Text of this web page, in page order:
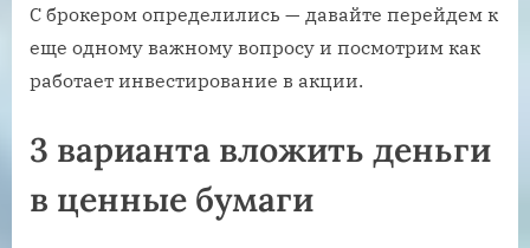
С брокером определились — давайте перейдем к
еще одному важному вопросу и посмотрим как
работает инвестирование в акции.
3 варианта вложить деньги
в ценные бумаги